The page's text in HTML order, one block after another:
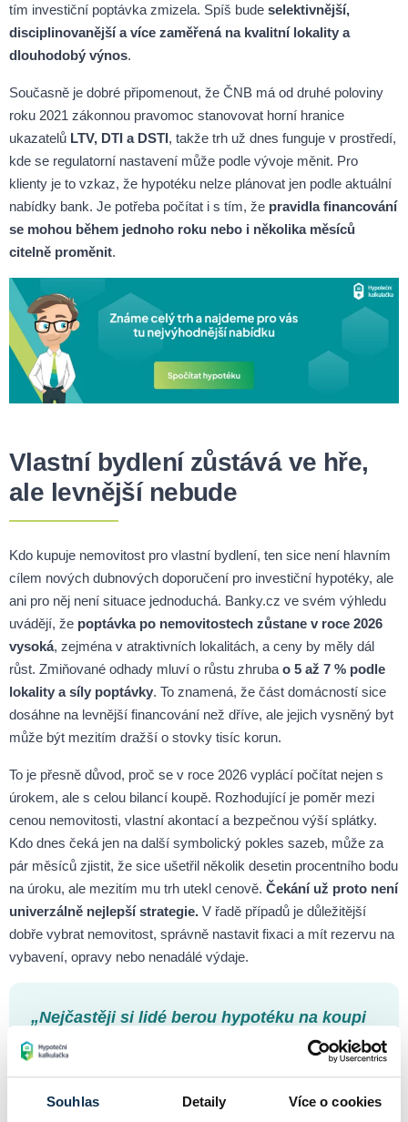
Souhlas Detaily Více o cookies
tím investiční poptávka zmizela. Spíš bude selektivnější,
disciplinovanější a více zaměřená na kvalitní lokality a
dlouhodobý výnos.
Současně je dobré připomenout, že ČNB má od druhé poloviny
roku 2021 zákonnou pravomoc stanovovat horní hranice
ukazatelů LTV, DTI a DSTI , takže trh už dnes funguje v prostředí,
kde se regulatorní nastavení může podle vývoje měnit. Pro
klienty je to vzkaz, že hypotéku nelze plánovat jen podle aktuální
nabídky bank. Je potřeba počítat i s tím, že pravidla financování
se mohou během jednoho roku nebo i několika měsíců
citelně proměnit.
Vlastní bydlení zůstává ve hře,
ale levnější nebude
Kdo kupuje nemovitost pro vlastní bydlení, ten sice není hlavním
cílem nových dubnových doporučení pro investiční hypotéky, ale
ani pro něj není situace jednoduchá. Banky.cz ve svém výhledu
uvádějí, že poptávka po nemovitostech zůstane v roce 2026
vysoká, zejména v atraktivních lokalitách, a ceny by měly dál
růst. Zmiňované odhady mluví o růstu zhruba o 5 až 7 % podle
lokality a síly poptávky. To znamená, že část domácností sice
dosáhne na levnější financování než dříve, ale jejich vysněný byt
může být mezitím dražší o stovky tisíc korun.
To je přesně důvod, proč se v roce 2026 vyplácí počítat nejen s
úrokem, ale s celou bilancí koupě. Rozhodující je poměr mezi
cenou nemovitosti, vlastní akontací a bezpečnou výší splátky.
Kdo dnes čeká jen na další symbolický pokles sazeb, může za
pár měsíců zjistit, že sice ušetřil několik desetin procentního bodu
na úroku, ale mezitím mu trh utekl cenově. Čekání už proto není
univerzálně nejlepší strategie. V řadě případů je důležitější
dobře vybrat nemovitost, správně nastavit fixaci a mít rezervu na
vybavení, opravy nebo nenadálé výdaje.
„Nejčastěji si lidé berou hypotéku na koupi
bytu, domu nebo pozemku, případně na
. V roce 2026 je ale důležité dodat
ještě jednu věc: financování bydlení se stále